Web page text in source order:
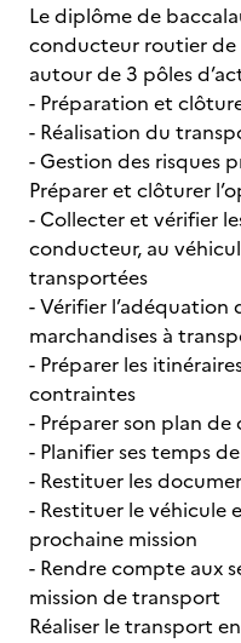
Le diplôme de
conducteur routier de
autour de 3 pôles
- Préparation et
- Réalisation du
- Gestion des risques
Préparer et clôturer
- Collecter et vérifier
conducteur, au
transportées
- Vérifier l’adéquation
marchandises à
- Préparer les
contraintes
- Préparer son plan de
- Planifier ses temps
- Restituer les
- Restituer le véhicule
prochaine mission
- Rendre compte aux
mission de transport
Réaliser le transport